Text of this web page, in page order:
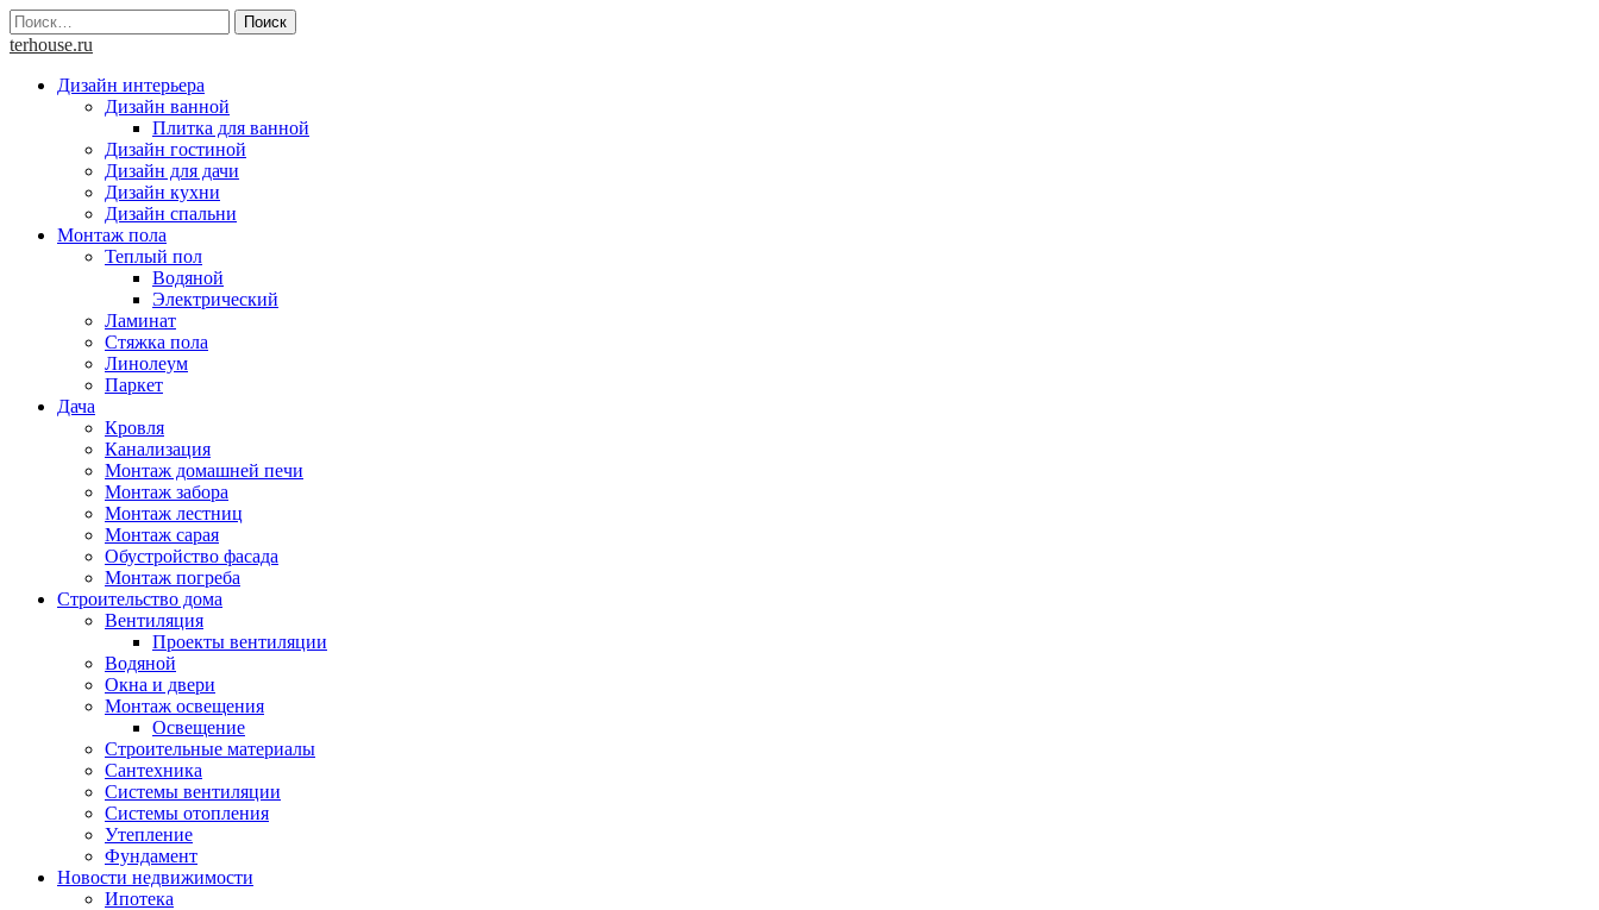
Skip
to
Найти:
terhouse.ru
Дизайн интерьера
Дизайн ванной
Плитка для ванной
Дизайн гостиной
Дизайн для дачи
Дизайн кухни
Дизайн спальни
Монтаж пола
Теплый пол
Водяной
Электрический
Ламинат
Стяжка пола
Линолеум
Паркет
Дача
Кровля
Канализация
Монтаж домашней печи
Монтаж забора
Монтаж лестниц
Монтаж сарая
Обустройство фасада
Монтаж погреба
Строительство дома
Вентиляция
Проекты вентиляции
Водяной
Окна и двери
Монтаж освещения
Освещение
Строительные материалы
Сантехника
Системы вентиляции
Системы отопления
Утепление
Фундамент
Новости недвижимости
Ипотека